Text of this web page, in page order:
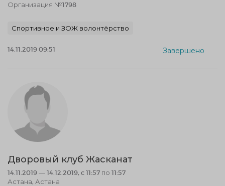
Организация №1798
Спортивное и ЗОЖ волонтёрство
14.11.2019 09:51 Завершено
Дворовый клуб Жасканат
14.11.2019 — 14.12.2019, c 11:57 по 11:57
Астана, Астана